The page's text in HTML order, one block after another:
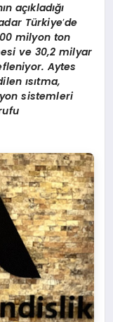
açıkladığı
Türkiye’de
milyon ton
ve 30,2 milyar
Aytes
ısıtma,
sistemleri